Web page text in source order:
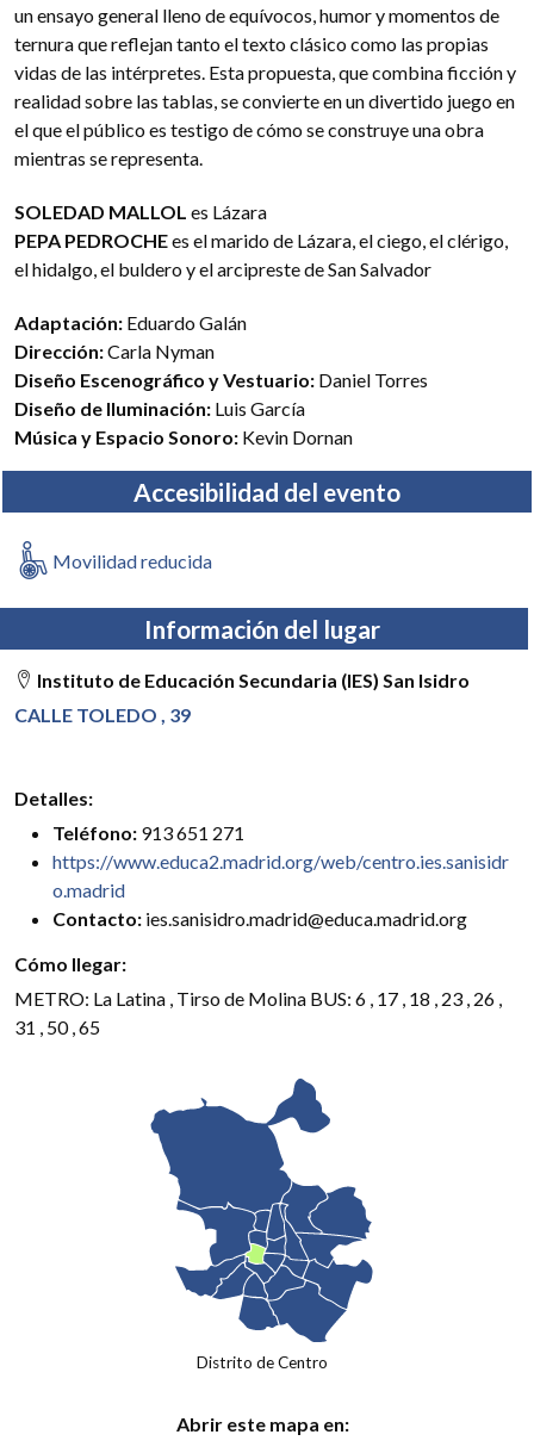
un ensayo general lleno de equívocos, humor y momentos de
ternura que reflejan tanto el texto clásico como las propias
vidas de las intérpretes. Esta propuesta, que combina ficción y
realidad sobre las tablas, se convierte en un divertido juego en
el que el público es testigo de cómo se construye una obra
mientras se representa.
SOLEDAD MALLOL es Lázara
PEPA PEDROCHEes el marido de Lázara, el ciego, el clérigo,
el hidalgo, el buldero y el arcipreste de San Salvador
Adaptación: Eduardo Galán
Dirección:Carla Nyman
Diseño Escenográfico y Vestuario: Daniel Torres
Diseño de Iluminación: Luis García
Música y Espacio Sonoro: Kevin Dornan
Accesibilidad del evento
Movilidad reducida
Información del lugar
Instituto de Educación Secundaria (IES) San Isidro
CALLE TOLEDO , 39
Detalles:
Teléfono: 913 651 271
https://www.educa2.madrid.org/web/centro.ies.sanisidr
o.madrid
Contacto: ies.sanisidro.madrid@educa.madrid.org
Cómo llegar:
METRO: La Latina , Tirso de Molina BUS: 6 , 17 , 18 , 23 , 26 ,
31 , 50 , 65
Distrito de Centro
Abrir este mapa en: